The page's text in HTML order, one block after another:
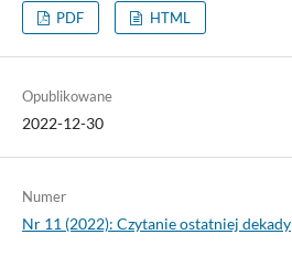
PDF HTML
Opublikowane
2022-12-30
Numer
Nr 11 (2022): Czytanie ostatniej dekady